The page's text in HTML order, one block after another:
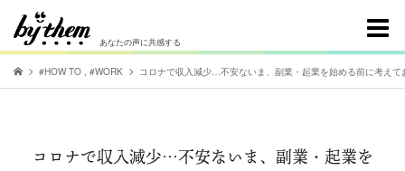
あなたの声に共感する
#HOW TO , #WORK コロナで収入減少…不安ないま、副業・起業を始める前に考えて
コロナで収入減少…不安ないま、副業・起業を